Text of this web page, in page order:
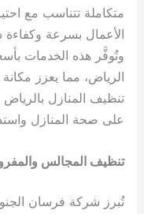
متكاملة تتناسب مع
الأعمال بسرعة وكفاءة
وتُوفَّر هذه الخدمات
الرياض، مما يعزز
تنظيف المنازل
على صحة المنازل
تنظيف المجالس
تُبرز شركة فرسان